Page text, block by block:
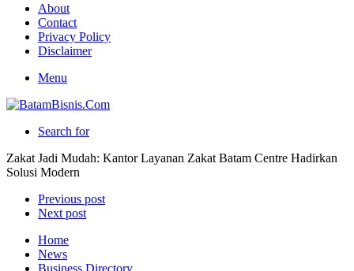
About
Contact
Privacy Policy
Disclaimer
Menu
Search for
Zakat Jadi Mudah: Kantor Layanan Zakat Batam Centre Hadirkan
Solusi Modern
Previous post
Next post
Home
News
Business Directory